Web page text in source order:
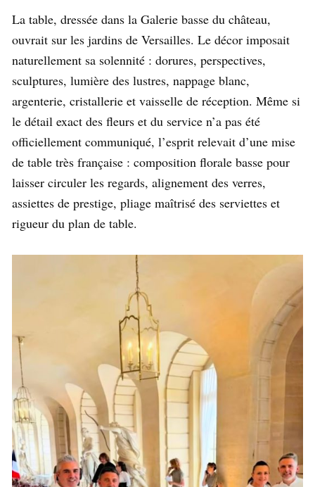
La table, dressée dans la Galerie basse du château,
ouvrait sur les jardins de Versailles. Le décor imposait
naturellement sa solennité : dorures, perspectives,
sculptures, lumière des lustres, nappage blanc,
argenterie, cristallerie et vaisselle de réception. Même si
le détail exact des fleurs et du service n’a pas été
officiellement communiqué, l’esprit relevait d’une mise
de table très française : composition florale basse pour
laisser circuler les regards, alignement des verres,
assiettes de prestige, pliage maîtrisé des serviettes et
rigueur du plan de table.